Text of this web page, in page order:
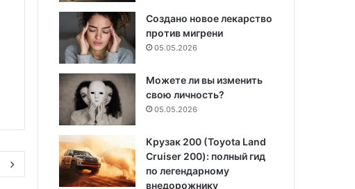
Создано новое лекарство
против мигрени
05.05.2026
Можете ли вы изменить
свою личность?
05.05.2026
Крузак 200 (Toyota Land
Cruiser 200): полный гид
по легендарному
внедорожнику